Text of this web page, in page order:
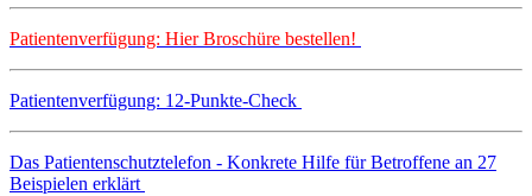
Patientenverfügung: Hier Broschüre bestellen!
Patientenverfügung: 12-Punkte-Check
Das Patientenschutztelefon - Konkrete Hilfe für Betroffene an 27
Beispielen erklärt